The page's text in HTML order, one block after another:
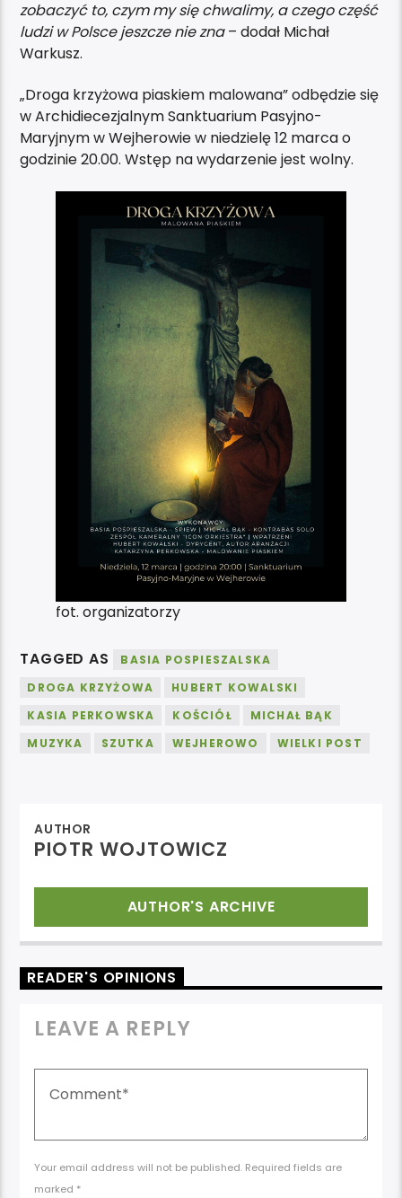
zobaczyć to, czym my się chwalimy, a czego część
ludzi w Polsce jeszcze nie zna– dodał Michał
Warkusz.
„Droga krzyżowa piaskiem malowana” odbędzie się
w Archidiecezjalnym Sanktuarium Pasyjno-
Maryjnym w Wejherowie w niedzielę 12 marca o
godzinie 20.00. Wstęp na wydarzenie jest wolny.
fot. organizatorzy
TAGGED AS
BASIA POSPIESZALSKA
DROGA KRZYŻOWA
HUBERT KOWALSKI
KASIA PERKOWSKA
KOŚCIÓŁ
MICHAŁ BĄK
MUZYKA
SZUTKA WEJHEROWO WIELKI POST
AUTHOR
PIOTR WOJTOWICZ
AUTHOR'S ARCHIVE
READER'S OPINIONS
LEAVE A REPLY
Your email address will not be published. Required fields are
marked *